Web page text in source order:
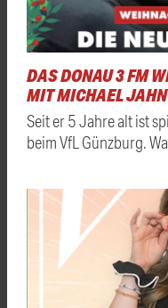
DAS DONAU 3 FM
MIT MICHAEL
Seit er 5 Jahre alt ist
beim VfL Günzburg.